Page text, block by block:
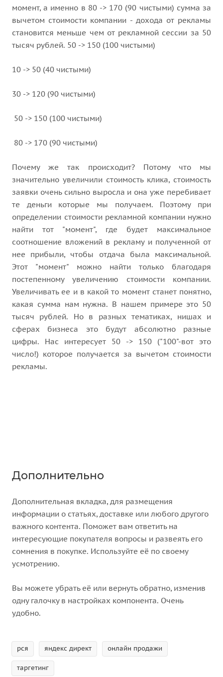
момент, а именно в 80 -> 170 (90 чистыми) сумма за
вычетом стоимости компании - дохода от рекламы
становится меньше чем от рекламной сессии за 50
тысяч рублей. 50 -> 150 (100 чистыми)
10 -> 50 (40 чистыми)
30 -> 120 (90 чистыми)
50 -> 150 (100 чистыми)
80 -> 170 (90 чистыми)
Почему же так происходит? Потому что мы
значительно увеличили стоимость клика, стоимость
заявки очень сильно выросла и она уже перебивает
те деньги которые мы получаем. Поэтому при
определении стоимости рекламной компании нужно
найти тот "момент", где будет максимальное
соотношение вложений в рекламу и полученной от
нее прибыли, чтобы отдача была максимальной.
Этот "момент" можно найти только благодаря
постепенному увеличению стоимости компании.
Увеличивать ее и в какой то момент станет понятно,
какая сумма нам нужна. В нашем примере это 50
тысяч рублей. Но в разных тематиках, нишах и
сферах бизнеса это будут абсолютно разные
цифры. Нас интересует 50 -> 150 ("100"-вот это
число!) которое получается за вычетом стоимости
рекламы.
Дополнительно
Дополнительная вкладка, для размещения
информации о статьях, доставке или любого другого
важного контента. Поможет вам ответить на
интересующие покупателя вопросы и развеять его
сомнения в покупке. Используйте её по своему
усмотрению.
Вы можете убрать её или вернуть обратно, изменив
одну галочку в настройках компонента. Очень
удобно.
рся яндекс директ онлайн продажи
таргетинг